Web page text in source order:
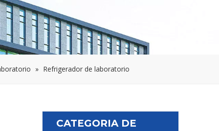
» Refrigerador de laboratorio
CATEGORIA DE